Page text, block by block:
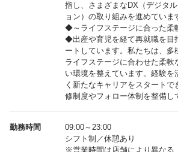
指し、さまざまなDX（デジタ
ョン）の取り組みを進めていま
◆～ライフステージに合った柔
◆出産や育児を経て再就職を目
ートしています。私たちは、多
ライフステージに合わせた柔軟
い環境を整えています。経験を
く新たなキャリアをスタート
修制度やフォロー体制を整備し
勤務時間
09:00～23:00
シフト制／休憩あり
※営業時間は店舗により異なる